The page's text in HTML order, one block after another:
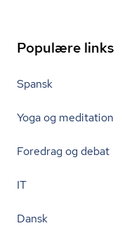
Populære links
Spansk
Yoga og meditation
Foredrag og debat
IT
Dansk